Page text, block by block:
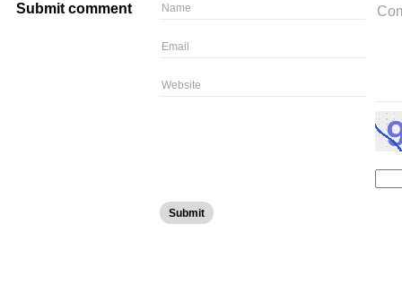
Submit comment